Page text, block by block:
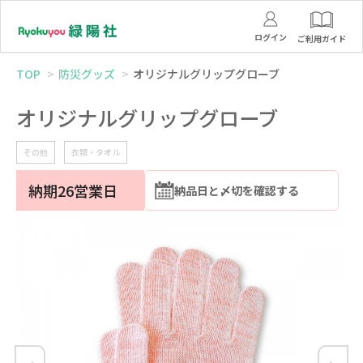
ログイン ご利用ガイド
TOP 防災グッズ オリジナルグリップグローブ
オリジナルグリップグローブ
その他 衣類・タオル
納期26営業日 納品日と〆切を確認する